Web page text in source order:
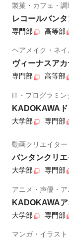
製菓・カフェ・
レコールバンタ
専門部 高等部
ヘアメイク・ネ
ヴィーナスア
専門部 高等部
IT・プログラミ
KADOKAWA
大学部 専門部
動画クリエイタ
バンタンクリ
大学部 専門部
アニメ・声優・
KADOKAWA
大学部 専門部
マンガ・イラス